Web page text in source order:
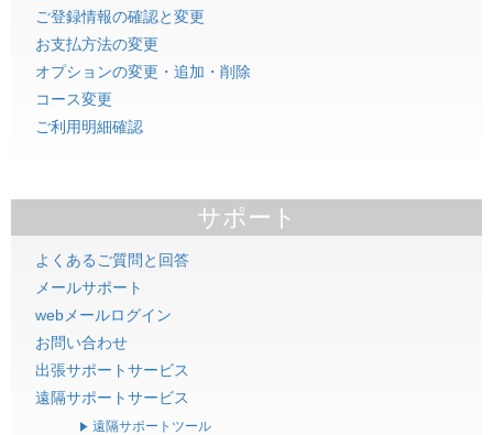
ご登録情報の確認と変更
お支払方法の変更
オプションの変更・追加・削除
コース変更
ご利用明細確認
サポート
よくあるご質問と回答
メールサポート
webメールログイン
お問い合わせ
出張サポートサービス
遠隔サポートサービス
遠隔サポートツール